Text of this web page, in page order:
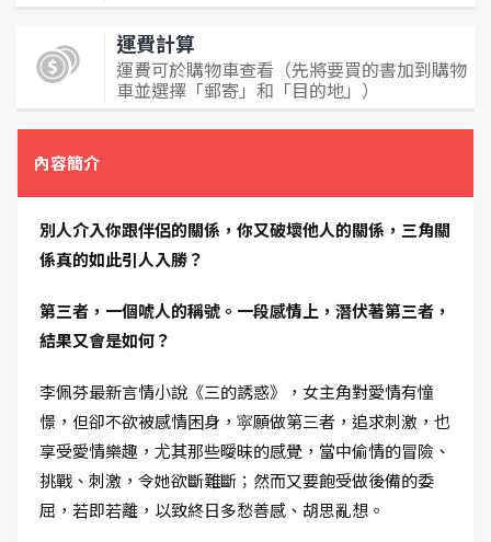
運費計算
運費可於購物車查看（先將要買的書加到購物
車並選擇「郵寄」和「目的地」）
內容簡介
別人介入你跟伴侶的關係，你又破壞他人的關係，三角關
係真的如此引人入勝？
第三者，一個唬人的稱號。一段感情上，潛伏著第三者，
結果又會是如何？
李佩芬最新言情小說《三的誘惑》，女主角對愛情有憧
憬，但卻不欲被感情困身，寜願做第三者，追求刺激，也
享受愛情樂趣，尤其那些曖昧的感覺，當中偷情的冒險、
挑戰、刺激，令她欲斷難斷；然而又要飽受做後備的委
屈，若即若離，以致終日多愁善感、胡思亂想。